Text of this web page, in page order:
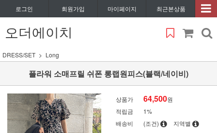
로그인 회원가입 마이페이지 최근본상품
오더에이치
DRESS/SET Long
플라워 소매프릴 쉬폰 롱랩원피스(블랙/네이비)
상품가 64,500원
적립금
1%
배송비
(조건) 지역별